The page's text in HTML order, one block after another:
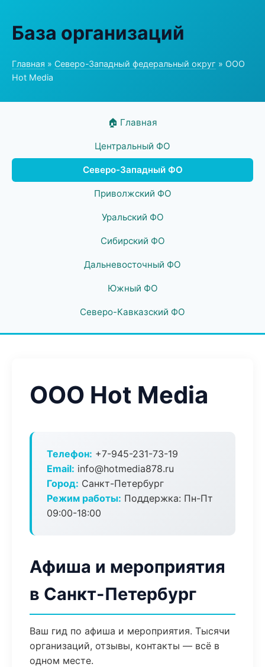
База организаций
Главная » Северо-Западный федеральный округ » ООО
Hot Media
🏠 Главная
Центральный ФО
Северо-Западный ФО
Приволжский ФО
Уральский ФО
Сибирский ФО
Дальневосточный ФО
Южный ФО
Северо-Кавказский ФО
ООО Hot Media
Телефон: +7-945-231-73-19
Email: info@hotmedia878.ru
Город: Санкт-Петербург
Режим работы: Поддержка: Пн-Пт
09:00-18:00
Афиша и мероприятия
в Санкт-Петербург
Ваш гид по афиша и мероприятия. Тысячи
организаций, отзывы, контакты — всё в
одном месте.